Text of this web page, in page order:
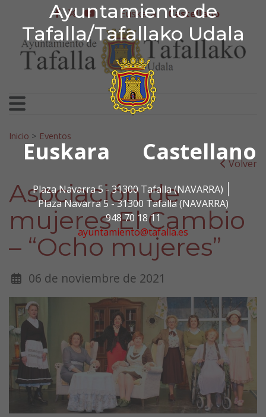
Ayuntamiento de
Tafalla/Tafallako Udala
Euskara Castellano
Plaza Navarra 5 - 31300 Tafalla (NAVARRA)
Plaza Navarra 5 - 31300 Tafalla (NAVARRA)
948 70 18 11
ayuntamiento@tafalla.es
Ir al contenido
Ayuntamiento de
facebook
twitter
youtube
Euskera Castellano
Search for:
Inicio > Eventos
Volver
Asociación de
mujeres El Cambio
– “Ocho mujeres”
06 de noviembre de 2021